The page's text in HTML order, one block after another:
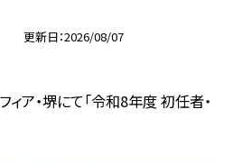
更新日 2026/08/07
ィア・堺にて「令和8年度 初任者・